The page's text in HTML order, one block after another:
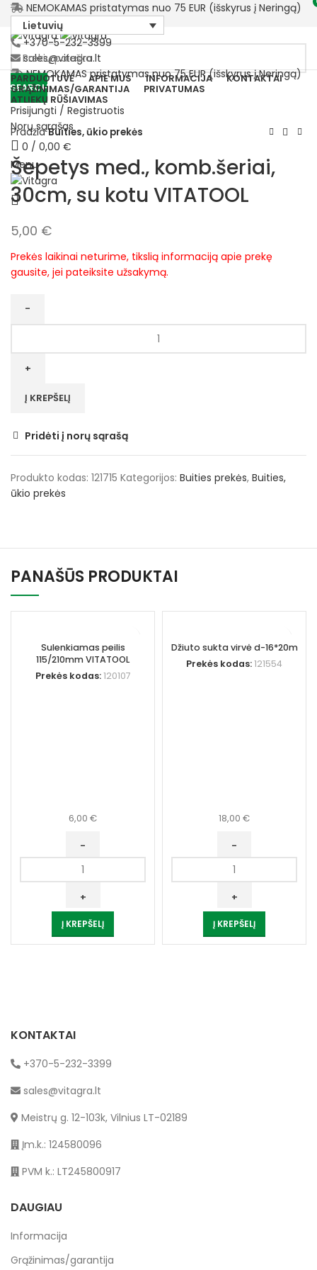
NEMOKAMAS pristatymas nuo 75 EUR (išskyrus į Neringą)
Lietuvių
+370-5-232-3399
sales@vitagra.lt
NEMOKAMAS pristatymas nuo 75 EUR (išskyrus į Neringą)
SEARCH
Prisijungti / Registruotis
Norų sąrašas
0 / 0,00 €
Menu
PARDUOTUVĖ APIE MUS INFORMACIJA KONTAKTAI
GRĄŽINIMAS/GARANTIJA PRIVATUMAS
ATLIEKŲ RŪŠIAVIMAS
PradžiaBuities, ūkio prekės
Šepetys med., komb.šeriai,
30cm, su kotu VITATOOL
5,00 €
Prekės laikinai neturime, tikslią informaciją apie prekę
gausite, jei pateiksite užsakymą.
komb.šeriai,
kotu
VITATOOL
Į KREPŠELĮ
Pridėti į norų sąrašą
Produkto kodas: 121715 Kategorijos: Buities prekės, Buities,
ūkio prekės
PANAŠŪS PRODUKTAI
Sulenkiamas peilis
115/210mm VITATOOL
Prekės kodas:120107
6,00 €
kiekis:
Sulenkiamas
115/210mm
VITATOOL
Į KREPŠELĮ
Džiuto sukta virvė d-16*20m
Prekės kodas:121554
18,00 €
kiekis:
d-
Į KREPŠELĮ
KONTAKTAI
+370-5-232-3399
sales@vitagra.lt
Meistrų g. 12-103k, Vilnius LT-02189
Įm.k.: 124580096
PVM k.: LT245800917
DAUGIAU
Informacija
Grąžinimas/garantija